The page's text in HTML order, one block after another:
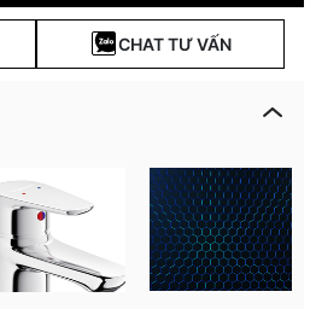
CHAT TƯ VẤN